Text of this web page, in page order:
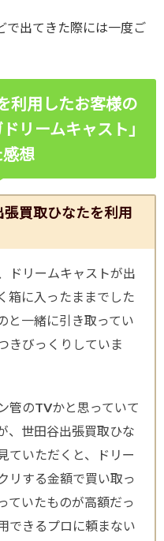
で出てきた際には一度ご
利用したお客様の
リームキャスト 」
想
買取ひなたを利用
ドリームキャストが出
箱に入ったままでした
と一緒に引き取ってい
きびっくりしていま
管のTVかと思っていて
、世田谷出張買取ひな
ていただくと、ドリー
リする金額で買い取っ
ていたものが高額だっ
できるプロに頼まない